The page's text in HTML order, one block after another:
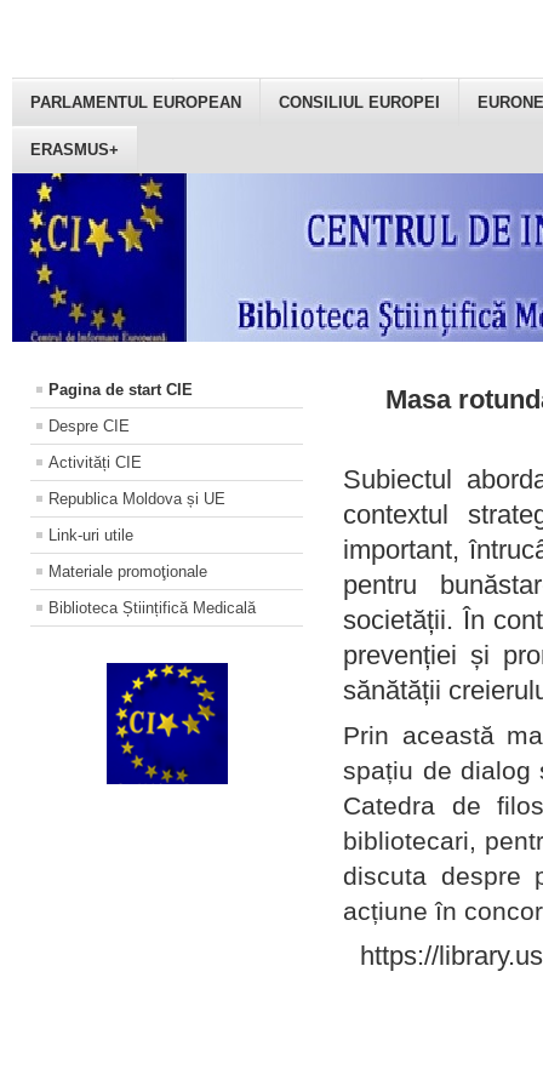
PARLAMENTUL EUROPEAN CONSILIUL EUROPEI
ERASMUS+
Pagina de start CIE
Despre CIE
Activități CIE
Republica Moldova și UE
Link-uri utile
Materiale promoţionale
Biblioteca Științifică Medicală
Masa
Subiectul
contextul
important,
pentru
societății. În
prevenției și
sănătății
Prin această
spațiu de dialog
Catedra de
bibliotecari,
discuta despre
acțiune în
https://